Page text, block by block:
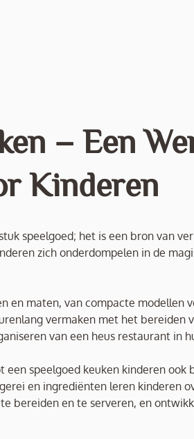
– Een
Kinderen
speelgoed; het is een bron van
zich onderdompelen in de
en maten, van compacte
vermaken met het
van een heus restaurant in
speelgoed keuken kinderen ook
en ingrediënten leren kinderen
bereiden en te serveren, en